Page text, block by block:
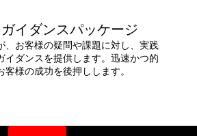
イダンスパッケージ
、お客様の疑問や課題に対し、実践
イダンスを提供します。迅速かつ的
様の成功を後押しします。